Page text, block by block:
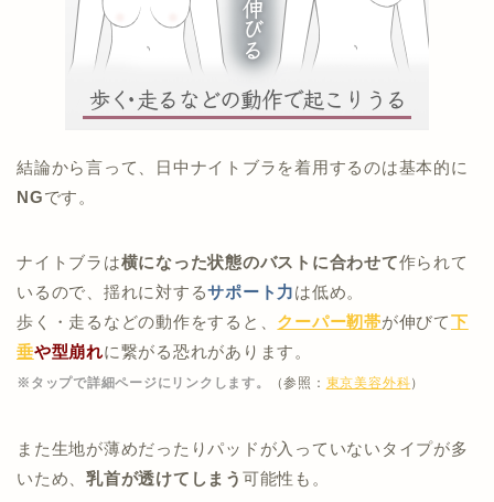
結論から言って、日中ナイトブラを着用するのは基本的に
NGです。
ナイトブラは横になった状態のバストに合わせて作られて
いるので、揺れに対するサポート力は低め。
歩く・走るなどの動作をすると、 クーパー靭帯が伸びて下
垂や型崩れに繋がる恐れがあります。
※タップで詳細ページにリンクします。 （参照： 東京美容外科）
また生地が薄めだったりパッドが入っていないタイプが多
いため、乳首が透けてしまう 可能性も。